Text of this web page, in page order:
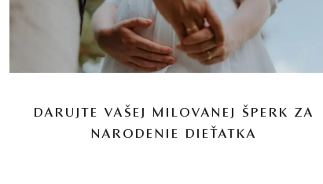
DARUJTE VAŠEJ MILOVANEJ ŠPERK ZA
NARODENIE DIEŤATKA